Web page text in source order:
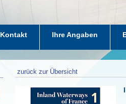
Kontakt Ihre Angaben
zurück zur Übersicht